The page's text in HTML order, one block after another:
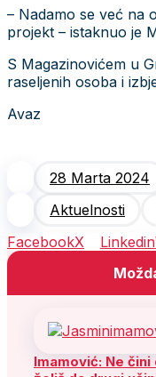
– Nadamo se već na
projekt – istaknuo je
S Magazinovićem u
raseljenih osoba i
Avaz
28 Marta 2024
Aktuelnosti
FacebookX Linkedin
Imamović: Ne